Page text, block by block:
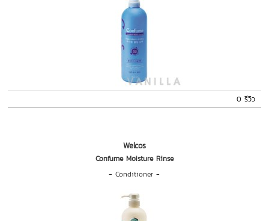
0 รีวิว
Welcos
Confume Moisture Rinse
-Conditioner -